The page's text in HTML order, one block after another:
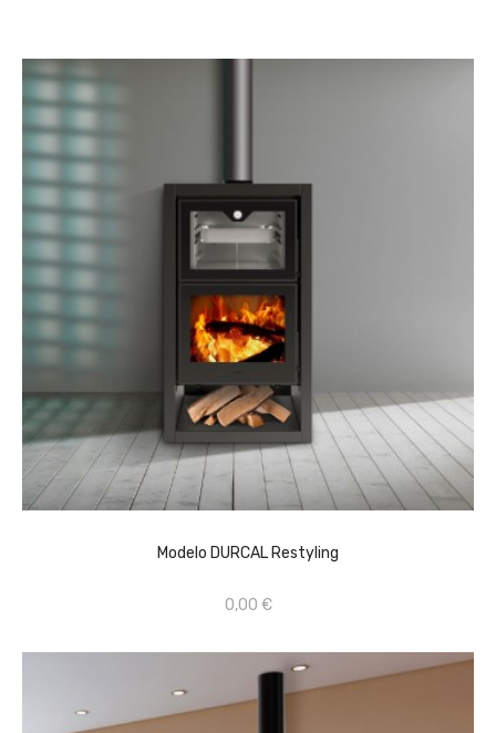
Modelo DURCAL Restyling
0,00 €
AÑADIR AL CARRITO